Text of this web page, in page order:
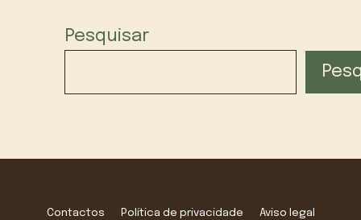
Pesquisar
Contactos Política de privacidade Aviso legal